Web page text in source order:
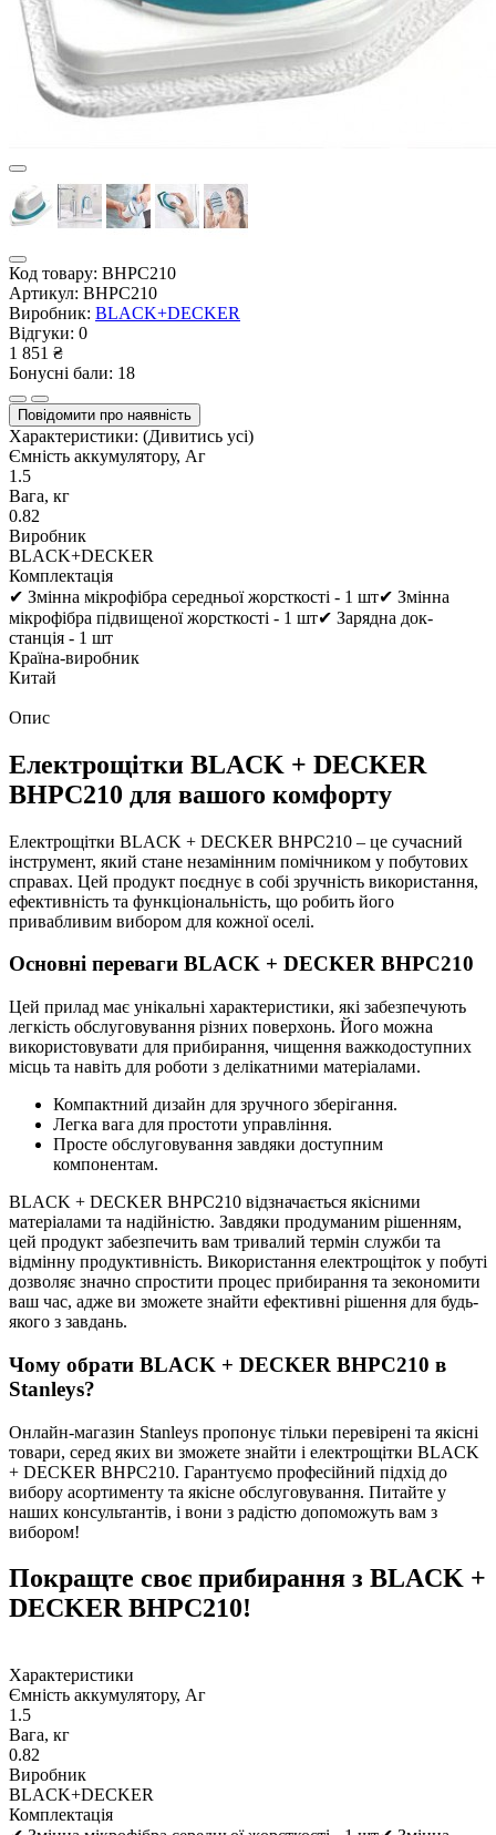
Код товару: BHPC210
Артикул: BHPC210
Виробник: BLACK+DECKER
Відгуки: 0
1 851 ₴
Бонусні бали: 18
Повідомити про наявність
Характеристики: (Дивитись усі)
Ємність аккумулятору, Аг
1.5
Вага, кг
0.82
Виробник
BLACK+DECKER
Комплектація
✔ Змінна мікрофібра середньої жорсткості - 1 шт✔ Змінна
мікрофібра підвищеної жорсткості - 1 шт✔ Зарядна док-
станція - 1 шт
Країна-виробник
Китай
Опис
Електрощітки BLACK + DECKER
BHPC210 для вашого комфорту
Електрощітки BLACK + DECKER BHPC210 – це сучасний
інструмент, який стане незамінним помічником у побутових
справах. Цей продукт поєднує в собі зручність використання,
ефективність та функціональність, що робить його
привабливим вибором для кожної оселі.
Основні переваги BLACK + DECKER BHPC210
Цей прилад має унікальні характеристики, які забезпечують
легкість обслуговування різних поверхонь. Його можна
використовувати для прибирання, чищення важкодоступних
місць та навіть для роботи з делікатними матеріалами.
Компактний дизайн для зручного зберігання.
Легка вага для простоти управління.
Просте обслуговування завдяки доступним
компонентам.
BLACK + DECKER BHPC210 відзначається якісними
матеріалами та надійністю. Завдяки продуманим рішенням,
цей продукт забезпечить вам тривалий термін служби та
відмінну продуктивність. Використання електрощіток у побуті
дозволяє значно спростити процес прибирання та зекономити
ваш час, адже ви зможете знайти ефективні рішення для будь-
якого з завдань.
Чому обрати BLACK + DECKER BHPC210 в
Stanleys?
Онлайн-магазин Stanleys пропонує тільки перевірені та якісні
товари, серед яких ви зможете знайти і електрощітки BLACK
+ DECKER BHPC210. Гарантуємо професійний підхід до
вибору асортименту та якісне обслуговування. Питайте у
наших консультантів, і вони з радістю допоможуть вам з
вибором!
Покращте своє прибирання з BLACK +
DECKER BHPC210!
Характеристики
Ємність аккумулятору, Аг
1.5
Вага, кг
0.82
Виробник
BLACK+DECKER
Комплектація